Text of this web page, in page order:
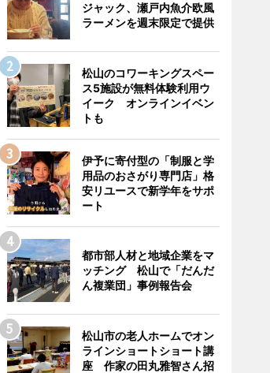
ジャック、瀬戸内魚介欧風
ラーメンを週末限定で提供
松山のコワーキングスペー
ス5施設が無料体験利用ウ
イーク オンラインイベン
トも
伊予に寄付型の「制服と学
用品のおさがり専門店」格
安リユースで新学年をサポ
ート
都市部人材と地域企業をマ
ッチング 松山で「だんだ
ん複業団」事例報告会
松山市の老人ホームでオン
ラインショートショート講
座 作家の田丸雅智さん招